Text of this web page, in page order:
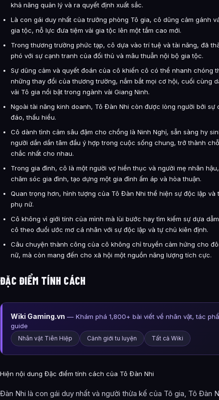
khả năng quản lý và ra quyết định xuất sắc.
Là con gái duy nhất của trưởng phòng Tô gia, cô dũng cảm gánh
gia tộc, nỗ lực đưa tiệm vải gia tộc lên một tầm cao mới.
Trong thương trường phức tạp, cô dựa vào trí tuệ và tài năng, đã
phó với sự cạnh tranh của đối thủ và mâu thuẫn nội bộ gia tộc.
Sự dũng cảm và quyết đoán của cô khiến cô có thể nhanh chóng
những thay đổi của thương trường, nắm bắt mọi cơ hội, cuối cùng
vải Tô gia nổi bật trong ngành vải Giang Ninh.
Ngoài tài năng kinh doanh, Tô Đàn Nhi còn được lòng người bởi sự
đáo, thấu hiểu.
Cô dành tình cảm sâu đậm cho chồng là Ninh Nghị, sẵn sàng hy
người dần dần tâm đầu ý hợp trong cuộc sống chung, trở thành
chắc nhất cho nhau.
Trong gia đình, cô là một người vợ hiền thục và người mẹ nhân
chăm sóc gia đình, tạo dựng một gia đình ấm áp và hòa thuận.
Quan trọng hơn, hình tượng của Tô Đàn Nhi thể hiện sự độc lập và
phụ nữ.
Cô không vì giới tính của mình mà lùi bước hay tìm kiếm sự dựa
cô theo đuổi ước mơ cá nhân với sự độc lập và tự chủ kiên định.
Câu chuyện thành công của cô không chỉ truyền cảm hứng cho
nữ, mà còn mang đến cho xã hội một nguồn năng lượng tích cực.
ĐẶC ĐIỂM TÍNH CÁCH
Wiki Gaming.vn — Khám phá 1,800+ bài viết về nhân vật, tác
guide
Nhân vật Tiên Hiệp Cảnh giới tu luyện Tất cả Wiki
Hiện nội dung Đặc điểm tính cách của Tô Đàn Nhi
Đàn Nhi là con gái duy nhất và người thừa kế của Tô gia, Tô Đàn